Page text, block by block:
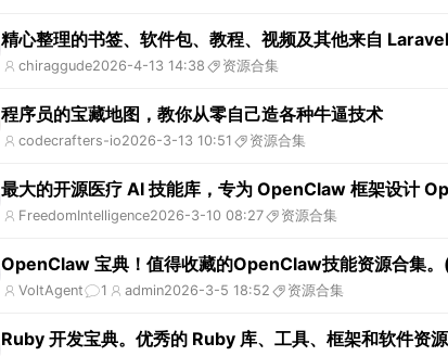
精心整理的书签、软件包、教程、视频及其他来自
chiraggude2026-4-13 14:38 资源合集
程序员的宝藏地图，教你从零自己造各种牛逼技术
codecrafters-io2026-3-13 10:51 资源合集
最大的开源医疗 AI 技能库，专为 OpenClaw 框架设计
FreedomIntelligence2026-3-10 08:27 资源合集
OpenClaw 宝典！值得收藏的OpenClaw技能资源合集
VoltAgent 1 admin2026-3-5 18:52 资源合集
Ruby 开发宝典。优秀的 Ruby 库、工具、框架和软件资